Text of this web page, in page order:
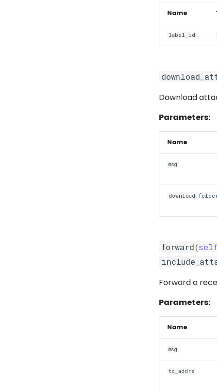
Name
label_id
Download
Parameters:
Name
msg
forward(
Forward a
Parameters:
Name
msg
to_addrs